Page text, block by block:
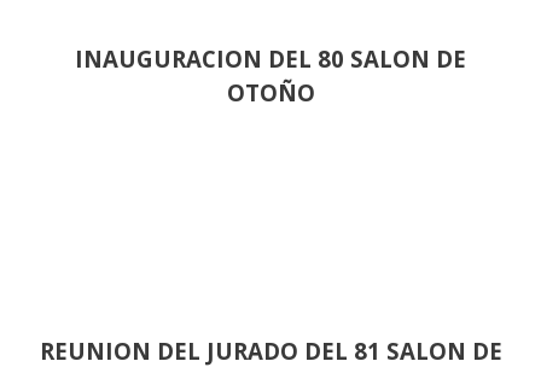
INAUGURACION DEL 80 SALON DE
OTOÑO
REUNION DEL JURADO DEL 81 SALON DE